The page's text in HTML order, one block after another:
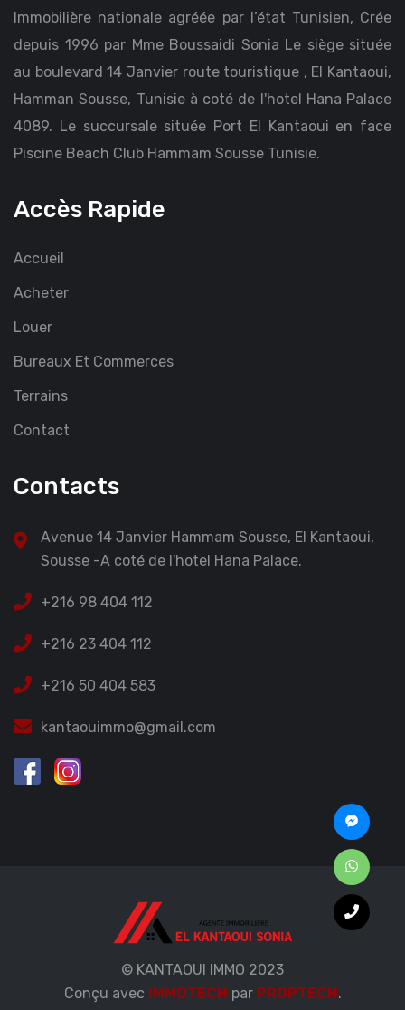
Immobilière nationale agréée par l’état Tunisien, Crée
depuis 1996 par Mme Boussaidi Sonia Le siège située
au boulevard 14 Janvier route touristique , El Kantaoui,
Hamman Sousse, Tunisie à coté de l'hotel Hana Palace
4089. Le succursale située Port El Kantaoui en face
Piscine Beach Club Hammam Sousse Tunisie.
Accès Rapide
Accueil
Acheter
Louer
Bureaux Et Commerces
Terrains
Contact
Contacts
Avenue 14 Janvier Hammam Sousse, El Kantaoui,
Sousse -A coté de l'hotel Hana Palace.
+216 98 404 112
+216 23 404 112
+216 50 404 583
kantaouimmo@gmail.com
© KANTAOUI IMMO 2023
Conçu avec iMMOTECH par PROPTECH.